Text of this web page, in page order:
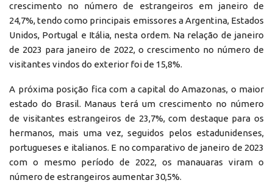
crescimento no número de estrangeiros em janeiro de
24,7%, tendo como principais emissores a Argentina, Estados
Unidos, Portugal e Itália, nesta ordem. Na relação de janeiro
de 2023 para janeiro de 2022, o crescimento no número de
visitantes vindos do exterior foi de 15,8%.
A próxima posição fica com a capital do Amazonas, o maior
estado do Brasil. Manaus terá um crescimento no número
de visitantes estrangeiros de 23,7%, com destaque para os
hermanos, mais uma vez, seguidos pelos estadunidenses,
portugueses e italianos. E no comparativo de janeiro de 2023
com o mesmo período de 2022, os manauaras viram o
número de estrangeiros aumentar 30,5%.